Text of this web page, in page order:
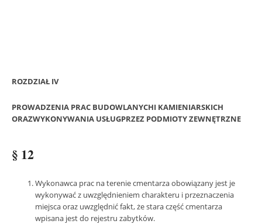
ROZDZIAŁ IV
PROWADZENIA PRAC BUDOWLANYCHI KAMIENIARSKICH
ORAZWYKONYWANIA USŁUGPRZEZ PODMIOTY ZEWNĘTRZNE
§ 12
Wykonawca prac na terenie cmentarza obowiązany jest je
wykonywać z uwzględnieniem charakteru i przeznaczenia
miejsca oraz uwzględnić fakt, że stara część cmentarza
wpisana jest do rejestru zabytków.